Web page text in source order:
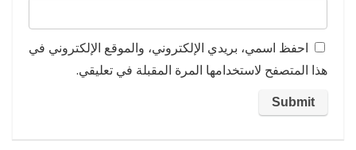
احفظ اسمي، بريدي الإلكتروني، والموقع الإلكتروني في
هذا المتصفح لاستخدامها المرة المقبلة في تعليقي.